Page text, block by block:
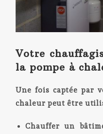
Votre
la pompe à
Une fois captée par
chaleur peut être
Chauffer un